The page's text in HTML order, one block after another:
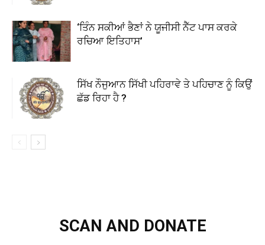
‘ਤਿੰਨ ਸਕੀਆਂ ਭੈਣਾਂ ਨੇ ਯੂਜੀਸੀ ਨੈੱਟ ਪਾਸ ਕਰਕੇ
ਰਚਿਆ ਇਤਿਹਾਸ’
ਸਿੱਖ ਨੌਜੁਆਨ ਸਿੱਖੀ ਪਹਿਰਾਵੇ ਤੇ ਪਹਿਚਾਣ ਨੂੰ ਕਿਉਂ
ਛੱਡ ਰਿਹਾ ਹੈ ?
SCAN AND DONATE